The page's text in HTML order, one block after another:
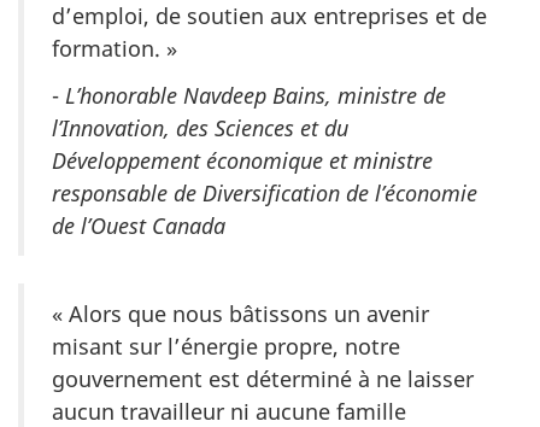
d’emploi, de soutien aux entreprises et de
formation. »
- L’honorable Navdeep Bains, ministre de
l’Innovation, des Sciences et du
Développement économique et ministre
responsable de Diversification de l’économie
de l’Ouest Canada
« Alors que nous bâtissons un avenir
misant sur l’énergie propre, notre
gouvernement est déterminé à ne laisser
aucun travailleur ni aucune famille